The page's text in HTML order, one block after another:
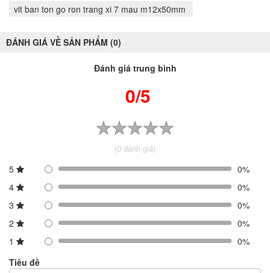
vit ban ton go ron trang xi 7 mau m12x50mm
ĐÁNH GIÁ VỀ SẢN PHẨM (0)
Đánh giá trung bình
0/5
(0 đánh giá)
5
0%
4
0%
3
0%
2
0%
1
0%
Tiêu đề